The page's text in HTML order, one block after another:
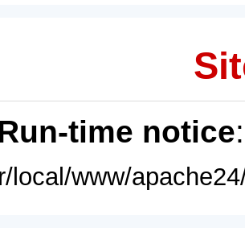
time notice
local/www/